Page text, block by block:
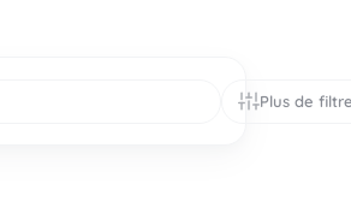
Plus de